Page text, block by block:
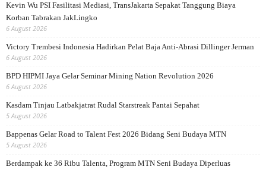
Kevin Wu PSI Fasilitasi Mediasi, TransJakarta Sepakat Tanggung Biaya
Korban Tabrakan JakLingko
6 August 2026
Victory Trembesi Indonesia Hadirkan Pelat Baja Anti-Abrasi Dillinger Jerman
6 August 2026
BPD HIPMI Jaya Gelar Seminar Mining Nation Revolution 2026
6 August 2026
Kasdam Tinjau Latbakjatrat Rudal Starstreak Pantai Sepahat
5 August 2026
Bappenas Gelar Road to Talent Fest 2026 Bidang Seni Budaya MTN
5 August 2026
Berdampak ke 36 Ribu Talenta, Program MTN Seni Budaya Diperluas